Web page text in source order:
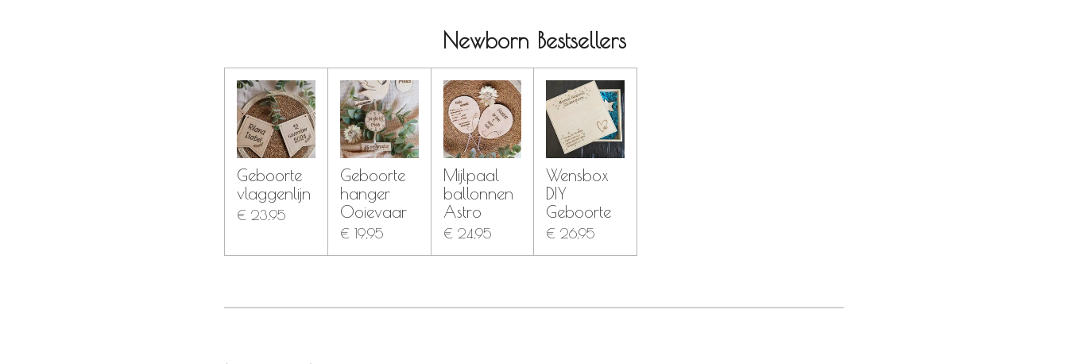
Newborn Bestsellers
Geboorte
vlaggenlijn
€ 23,95
Geboorte
hanger
Ooievaar
€ 19,95
Mijlpaal
ballonnen
Astro
€ 24,95
Wensbox
DIY
Geboorte
€ 26,95